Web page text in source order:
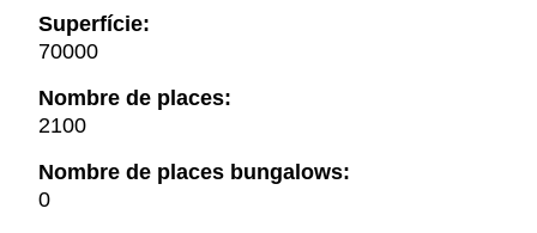
Superfície:
70000
Nombre de places:
2100
Nombre de places bungalows:
0